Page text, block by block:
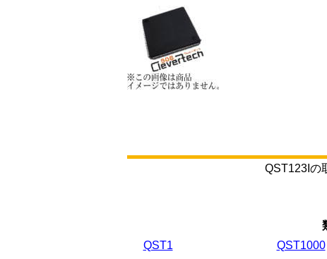
QST123I
QST1
QST1000